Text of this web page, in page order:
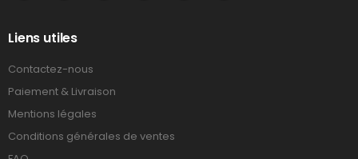
Liens utiles
Contactez-nous
Paiement & Livraison
Mentions légales
Conditions générales de ventes